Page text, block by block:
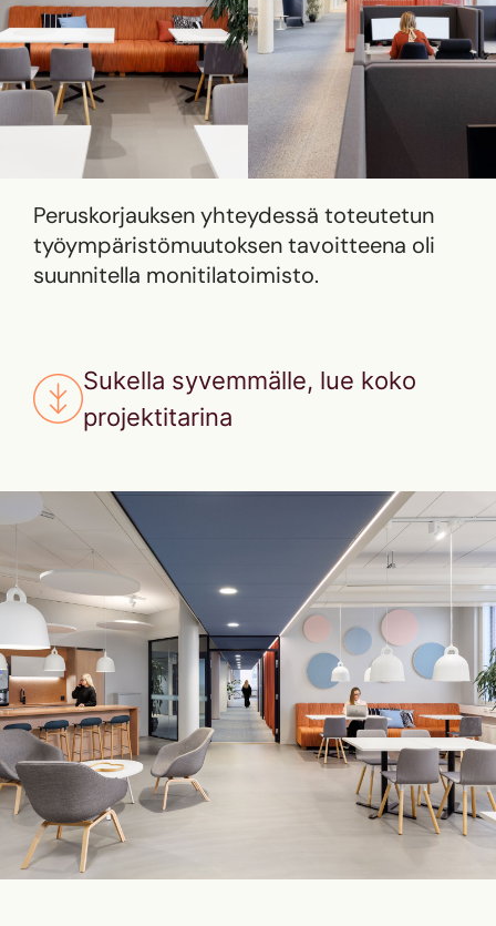
Peruskorjauksen yhteydessä toteutetun
työympäristömuutoksen tavoitteena oli
suunnitella monitilatoimisto.
Sukella syvemmälle, lue koko
projektitarina